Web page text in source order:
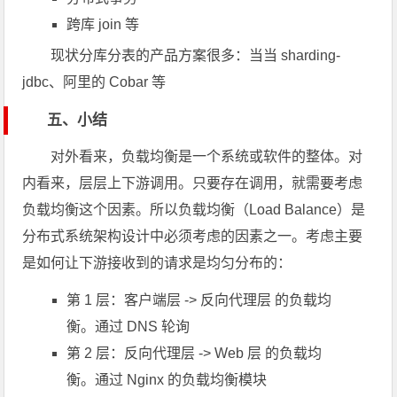
跨库 join 等
现状分库分表的产品方案很多：当当 sharding-
jdbc、阿里的 Cobar 等
五、小结
对外看来，负载均衡是一个系统或软件的整体。对
内看来，层层上下游调用。只要存在调用，就需要考虑
负载均衡这个因素。所以负载均衡（Load Balance）是
分布式系统架构设计中必须考虑的因素之一。考虑主要
是如何让下游接收到的请求是均匀分布的：
第 1 层：客户端层 -> 反向代理层 的负载均
衡。通过 DNS 轮询
第 2 层：反向代理层 -> Web 层 的负载均
衡。通过 Nginx 的负载均衡模块